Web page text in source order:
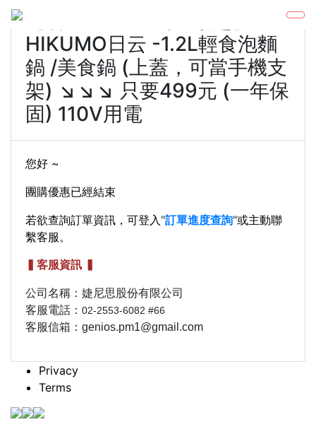
HIKUMO日云 -1.2L輕食泡麵
鍋 /美食鍋 (上蓋，可當手機支
架) ↘︎↘︎↘︎ 只要499元 (一年保
固) 110V用電
您好 ~
團購優惠已經結束
若欲查詢訂單資訊，可登入"訂單進度查詢"或主動聯
繫客服。
▍客服資訊 ▍
公司名稱：婕尼思股份有限公司
客服電話： 02-2553-6082 #66
客服信箱：genios.pm1@gmail.com
Privacy
Terms